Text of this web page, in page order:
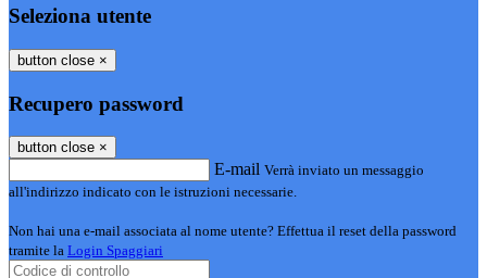
Seleziona utente
button close ×
Recupero password
button close ×
E-mail Verrà inviato un messaggio
all'indirizzo indicato con le istruzioni necessarie.
Non hai una e-mail associata al nome utente? Effettua il reset della password
tramite la Login Spaggiari